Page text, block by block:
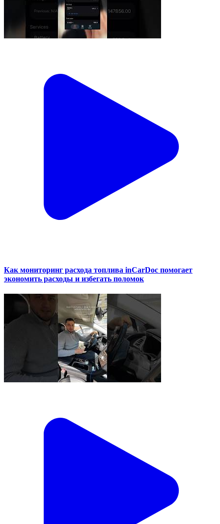
Как мониторинг расхода топлива inCarDoc помогает
экономить расходы и избегать поломок